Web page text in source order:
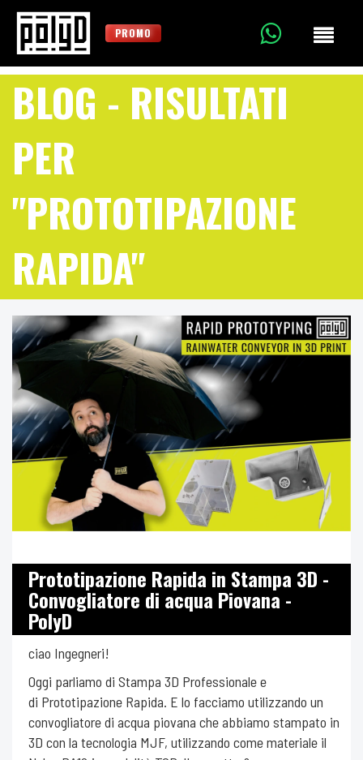
PROMO
BLOG - RISULTATI
PER
"PROTOTIPAZIONE
RAPIDA"
Prototipazione Rapida in Stampa 3D -
Convogliatore di acqua Piovana -
PolyD
ciao Ingegneri!
Oggi parliamo di Stampa 3D Professionale e
di Prototipazione Rapida. E lo facciamo utilizzando un
convogliatore di acqua piovana che abbiamo stampato in
3D con la tecnologia MJF, utilizzando come materiale il